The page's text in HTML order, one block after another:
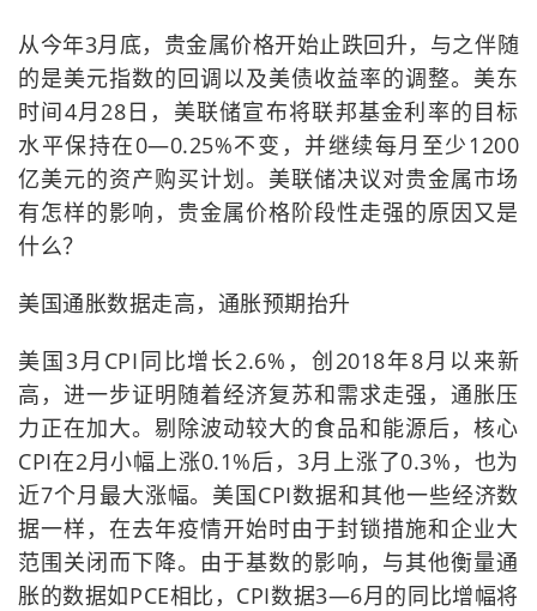
从今年3月底，贵金属价格开始止跌回升，与之伴随
的是美元指数的回调以及美债收益率的调整。美东
时间4月28日，美联储宣布将联邦基金利率的目标
水平保持在0—0.25%不变，并继续每月至少1200
亿美元的资产购买计划。美联储决议对贵金属市场
有怎样的影响，贵金属价格阶段性走强的原因又是
什么？
美国通胀数据走高，通胀预期抬升
美国3月CPI同比增长2.6%，创2018年8月以来新
高，进一步证明随着经济复苏和需求走强，通胀压
力正在加大。剔除波动较大的食品和能源后，核心
CPI在2月小幅上涨0.1%后，3月上涨了0.3%，也为
近7个月最大涨幅。美国CPI数据和其他一些经济数
据一样，在去年疫情开始时由于封锁措施和企业大
范围关闭而下降。由于基数的影响，与其他衡量通
胀的数据如PCE相比，CPI数据3—6月的同比增幅将